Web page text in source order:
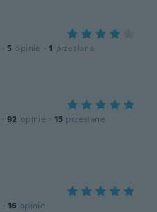
· 5 opinie · 1 przesłane
· 92 opinie · 15 przesłane
· 16 opinie